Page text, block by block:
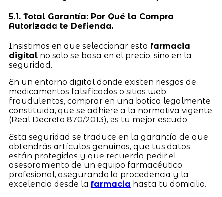
5.1. Total Garantía: Por Qué la Compra
Autorizada te Defienda.
Insistimos en que seleccionar esta farmacia
digitalno solo se basa en el precio, sino en la
seguridad.
En un entorno digital donde existen riesgos de
medicamentos falsificados o sitios web
fraudulentos, comprar en una botica legalmente
constituida, que se adhiere a la normativa vigente
(Real Decreto 870/2013), es tu mejor escudo.
Esta seguridad se traduce en la garantía de que
obtendrás artículos genuinos, que tus datos
están protegidos y que recuerda pedir el
asesoramiento de un equipo farmacéutico
profesional, asegurando la procedencia y la
excelencia desde la farmacia hasta tu domicilio.